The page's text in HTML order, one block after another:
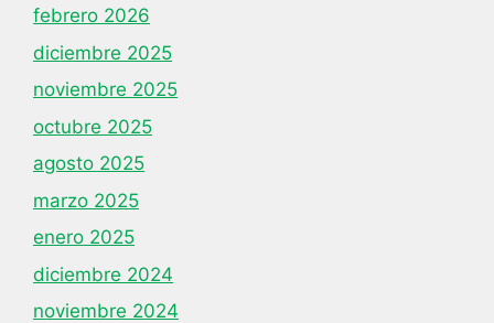
febrero 2026
diciembre 2025
noviembre 2025
octubre 2025
agosto 2025
marzo 2025
enero 2025
diciembre 2024
noviembre 2024